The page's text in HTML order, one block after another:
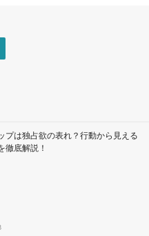
プは独占欲の表れ？行動から見える
徹底解説！